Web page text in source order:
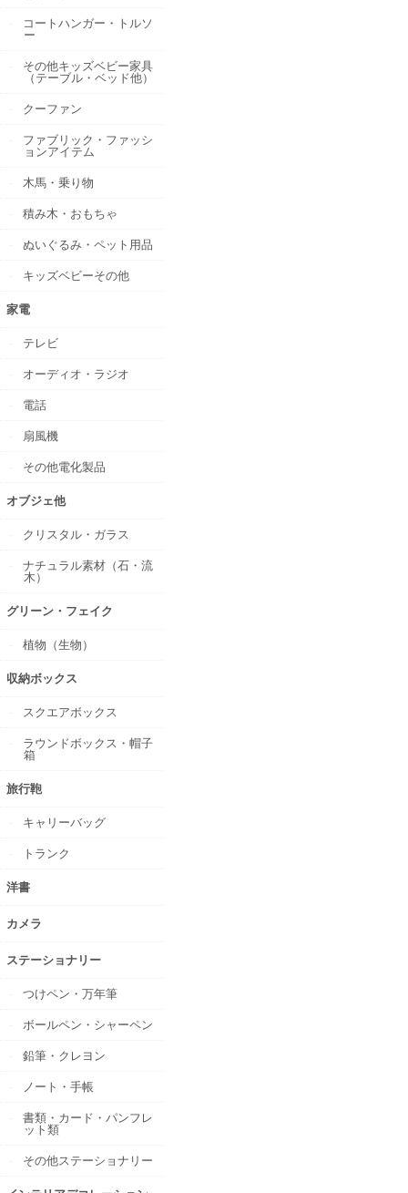
コートハンガー・トルソ
ー
その他キッズベビー家具
（テーブル・ベッド他）
クーファン
ファブリック・ファッシ
ョンアイテム
木馬・乗り物
積み木・おもちゃ
ぬいぐるみ・ペット用品
キッズベビーその他
家電
テレビ
オーディオ・ラジオ
電話
扇風機
その他電化製品
オブジェ他
クリスタル・ガラス
ナチュラル素材（石・流
木）
グリーン・フェイク
植物（生物）
収納ボックス
スクエアボックス
ラウンドボックス・帽子
箱
旅行鞄
キャリーバッグ
トランク
洋書
カメラ
ステーショナリー
つけペン・万年筆
ボールペン・シャーペン
鉛筆・クレヨン
ノート・手帳
書類・カード・パンフレ
ット類
その他ステーショナリー